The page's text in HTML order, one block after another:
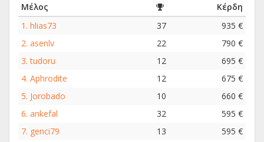
Μέλος
Κέρδη
1. hlias73 37
935 €
2. asenlv 22
790 €
3.tudoru 12
695 €
4. Aphrodite 12
675 €
5. Jorobado 10
660 €
6. ankefal 32
595 €
7. genci79 13
595 €